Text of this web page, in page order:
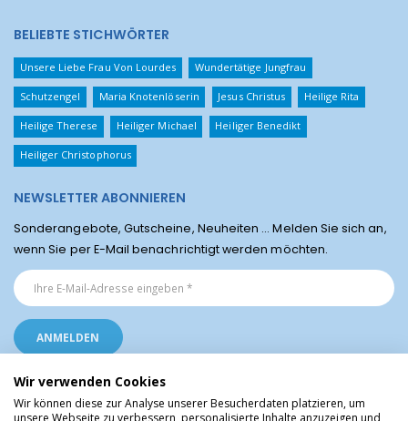
BELIEBTE STICHWÖRTER
Unsere Liebe Frau Von Lourdes Wundertätige Jungfrau
Schutzengel Maria Knotenlöserin Jesus Christus Heilige Rita
Heilige Therese Heiliger Michael Heiliger Benedikt
Heiliger Christophorus
NEWSLETTER ABONNIEREN
Sonderangebote, Gutscheine, Neuheiten ... Melden Sie sich an,
wenn Sie per E-Mail benachrichtigt werden möchten.
Wir verwenden Cookies
Wir können diese zur Analyse unserer Besucherdaten platzieren, um
unsere Webseite zu verbessern, personalisierte Inhalte anzuzeigen und